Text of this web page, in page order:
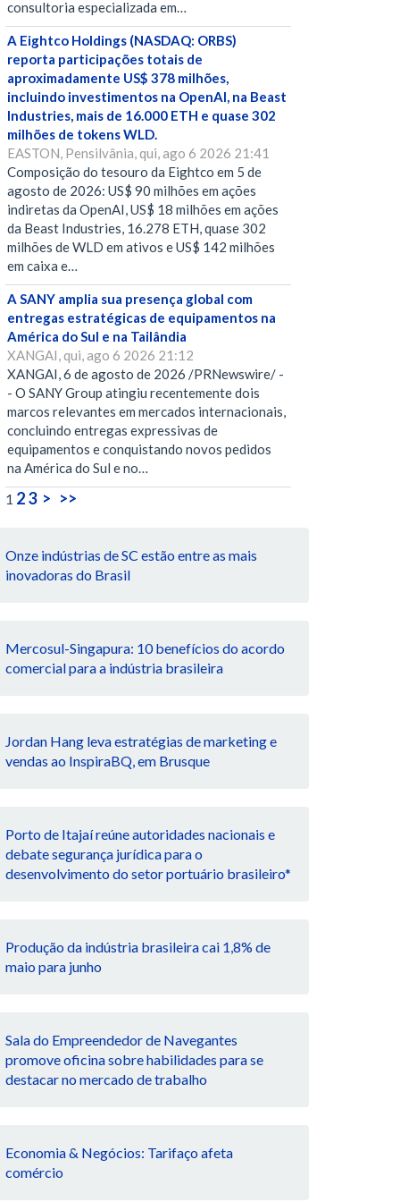
consultoria especializada em…
A Eightco Holdings (NASDAQ: ORBS)
reporta participações totais de
aproximadamente US$ 378 milhões,
incluindo investimentos na OpenAI, na Beast
Industries, mais de 16.000 ETH e quase 302
milhões de tokens WLD.
EASTON, Pensilvânia, qui, ago 6 2026 21:41
Composição do tesouro da Eightco em 5 de
agosto de 2026: US$ 90 milhões em ações
indiretas da OpenAI, US$ 18 milhões em ações
da Beast Industries, 16.278 ETH, quase 302
milhões de WLD em ativos e US$ 142 milhões
em caixa e…
A SANY amplia sua presença global com
entregas estratégicas de equipamentos na
América do Sul e na Tailândia
XANGAI, qui, ago 6 2026 21:12
XANGAI, 6 de agosto de 2026 /PRNewswire/ -
- O SANY Group atingiu recentemente dois
marcos relevantes em mercados internacionais,
concluindo entregas expressivas de
equipamentos e conquistando novos pedidos
na América do Sul e no…
1 23 > >>
Onze indústrias de SC estão entre as mais
inovadoras do Brasil
Mercosul-Singapura: 10 benefícios do acordo
comercial para a indústria brasileira
Jordan Hang leva estratégias de marketing e
vendas ao InspiraBQ, em Brusque
Porto de Itajaí reúne autoridades nacionais e
debate segurança jurídica para o
desenvolvimento do setor portuário brasileiro*
Produção da indústria brasileira cai 1,8% de
maio para junho
Sala do Empreendedor de Navegantes
promove oficina sobre habilidades para se
destacar no mercado de trabalho
Economia & Negócios: Tarifaço afeta
comércio